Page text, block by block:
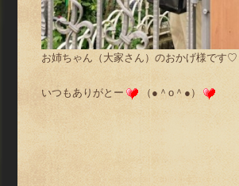
お姉ちゃん（大家さん）のおかげ様です♡
いつもありがとー （●＾o＾●）